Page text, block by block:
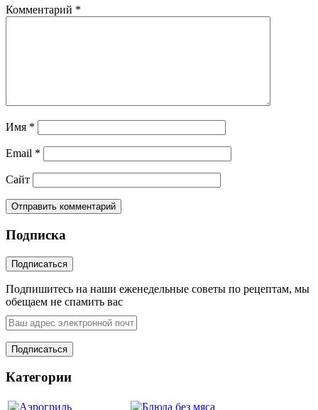
Комментарий *
Имя *
Email *
Сайт
Подписка
Подпишитесь на наши еженедельные советы по рецептам, мы
обещаем не спамить вас
Категории